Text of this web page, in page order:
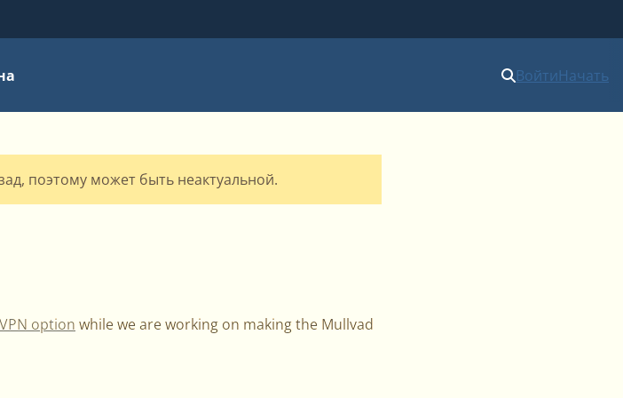
ВойтиНачать
поэтому может быть неактуальной.
option while we are working on making the Mullvad